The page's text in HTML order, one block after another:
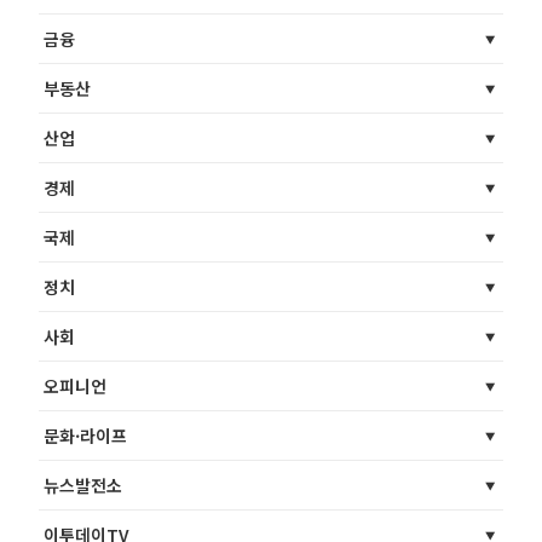
금융
부동산
산업
경제
국제
정치
사회
오피니언
문화·라이프
뉴스발전소
이투데이TV